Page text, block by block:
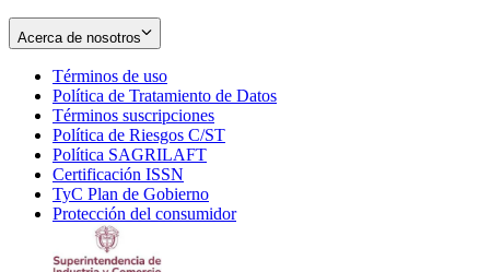
Acerca de nosotros
Términos de uso
in
new
window
Política de Tratamiento de Datos
Términos suscripciones
in
Política de Riesgos C/ST
Política SAGRILAFT
new
window
Certificación ISSN
in
new
TyC Plan de Gobierno
in
Protección del consumidorOpens